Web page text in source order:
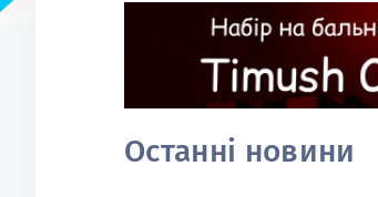
Останні новини